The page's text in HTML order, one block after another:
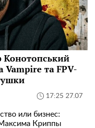
Конотопський
Vampire та FPV-
17:25 27.07
или бизнес:
Криппы